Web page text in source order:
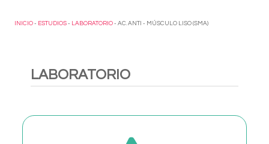
INICIO - ESTUDIOS - LABORATORIO - AC. ANTI - MÚSCULO LISO (SMA)
LABORATORIO